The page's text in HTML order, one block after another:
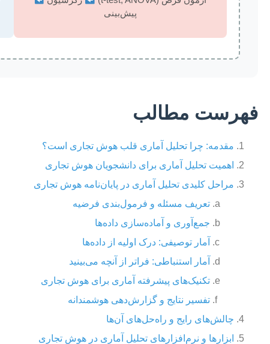
پیش‌بینی
فهرست مطالب
مقدمه: چرا تحلیل آماری قلب هوش تجاری است؟
اهمیت تحلیل آماری برای دانشجویان هوش تجاری
مراحل کلیدی تحلیل آماری در پایان‌نامه هوش تجاری
تعریف مسئله و فرمول‌بندی فرضیه
جمع‌آوری و آماده‌سازی داده‌ها
آمار توصیفی: درک اولیه از داده‌ها
آمار استنباطی: فراتر از آنچه می‌بینید
تکنیک‌های پیشرفته آماری برای هوش تجاری
تفسیر نتایج و گزارش‌دهی هوشمندانه
چالش‌های رایج و راه‌حل‌های آن‌ها
ابزارها و نرم‌افزارهای تحلیل آماری در هوش تجاری